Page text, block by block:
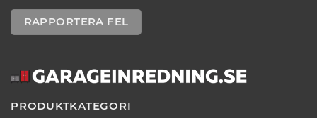
RAPPORTERA FEL
PRODUKTKATEGORI